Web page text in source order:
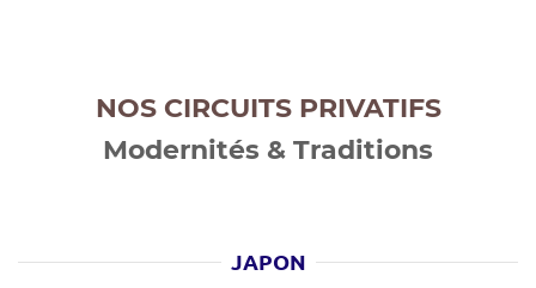
NOS CIRCUITS PRIVATIFS
Modernités & Traditions
JAPON